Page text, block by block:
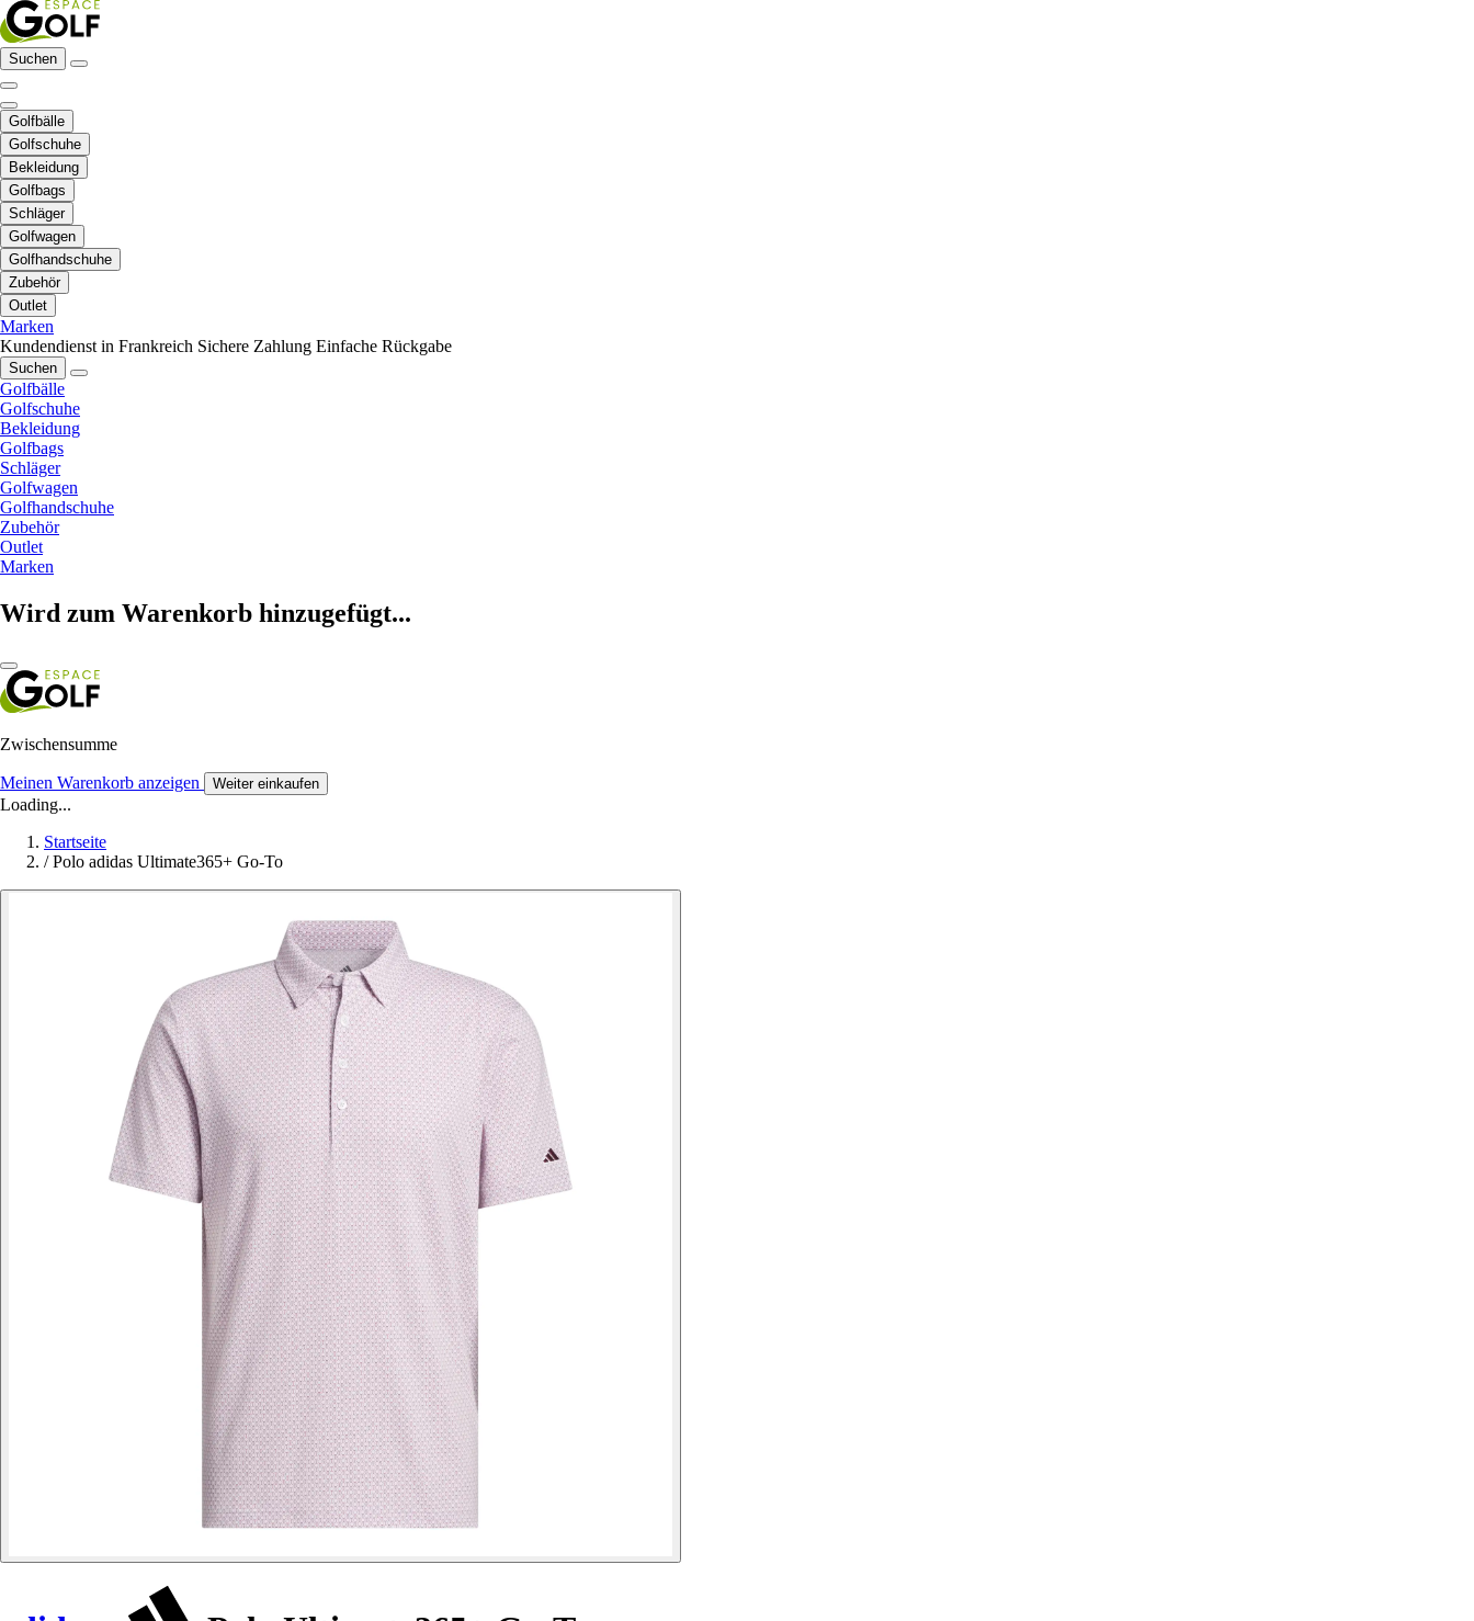
Suchen
Golfbälle
Golfschuhe
Bekleidung
Golfbags
Schläger
Golfwagen
Golfhandschuhe
Zubehör
Outlet
Marken
Kundendienst in Frankreich Sichere Zahlung Einfache Rückgabe
Suchen
Golfbälle
Golfschuhe
Bekleidung
Golfbags
Schläger
Golfwagen
Golfhandschuhe
Zubehör
Outlet
Marken
Wird zum Warenkorb hinzugefügt...
Zwischensumme
Meinen Warenkorb anzeigen Weiter einkaufen
Loading...
Startseite
/ Polo adidas Ultimate365+ Go-To